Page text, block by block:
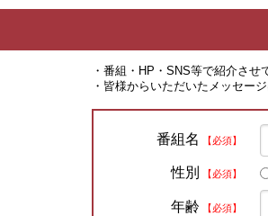
・番組・HP・SNS等で紹介さ
・皆様からいただいたメッセー
番組名 【必須】
性別 【必須】
年齢 【必須】